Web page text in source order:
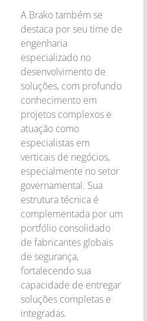
A Brako também se
destaca por seu time de
engenharia
especializado no
desenvolvimento de
soluções, com profundo
conhecimento em
projetos complexos e
atuação como
especialistas em
verticais de negócios,
especialmente no setor
governamental. Sua
estrutura técnica é
complementada por um
portfólio consolidado
de fabricantes globais
de segurança,
fortalecendo sua
capacidade de entregar
soluções completas e
integradas.